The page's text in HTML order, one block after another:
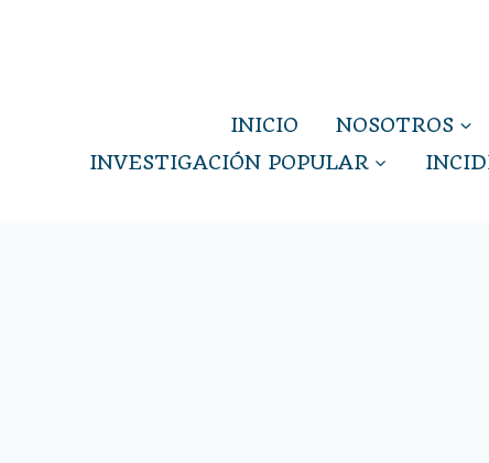
INICIO NOSOTROS
INVESTIGACIÓN POPULAR